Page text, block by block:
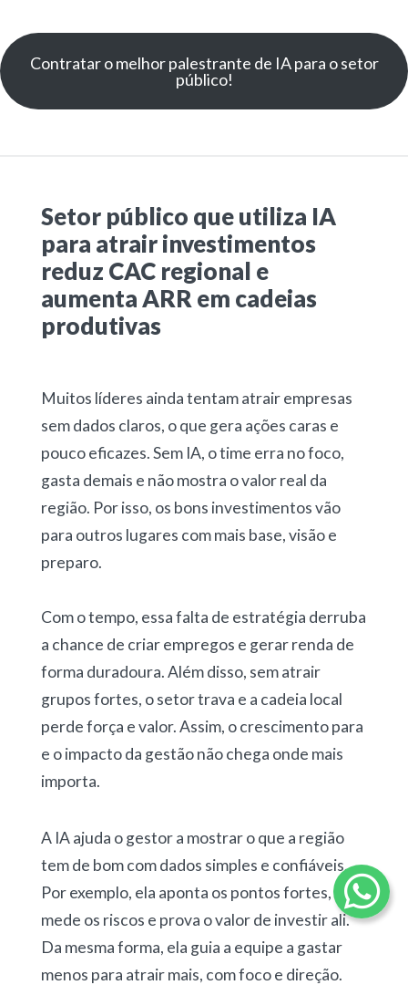
Contratar o melhor palestrante de IA para o setor
público!
Setor público que utiliza IA
para atrair investimentos
reduz CAC regional e
aumenta ARR em cadeias
produtivas
Muitos líderes ainda tentam atrair empresas
sem dados claros, o que gera ações caras e
pouco eficazes. Sem IA, o time erra no foco,
gasta demais e não mostra o valor real da
região. Por isso, os bons investimentos vão
para outros lugares com mais base, visão e
preparo.
Com o tempo, essa falta de estratégia derruba
a chance de criar empregos e gerar renda de
forma duradoura. Além disso, sem atrair
grupos fortes, o setor trava e a cadeia local
perde força e valor. Assim, o crescimento para
e o impacto da gestão não chega onde mais
importa.
A IA ajuda o gestor a mostrar o que a região
tem de bom com dados simples e confiáveis.
Por exemplo, ela aponta os pontos fortes,
mede os riscos e prova o valor de investir ali.
Da mesma forma, ela guia a equipe a gastar
menos para atrair mais, com foco e direção.